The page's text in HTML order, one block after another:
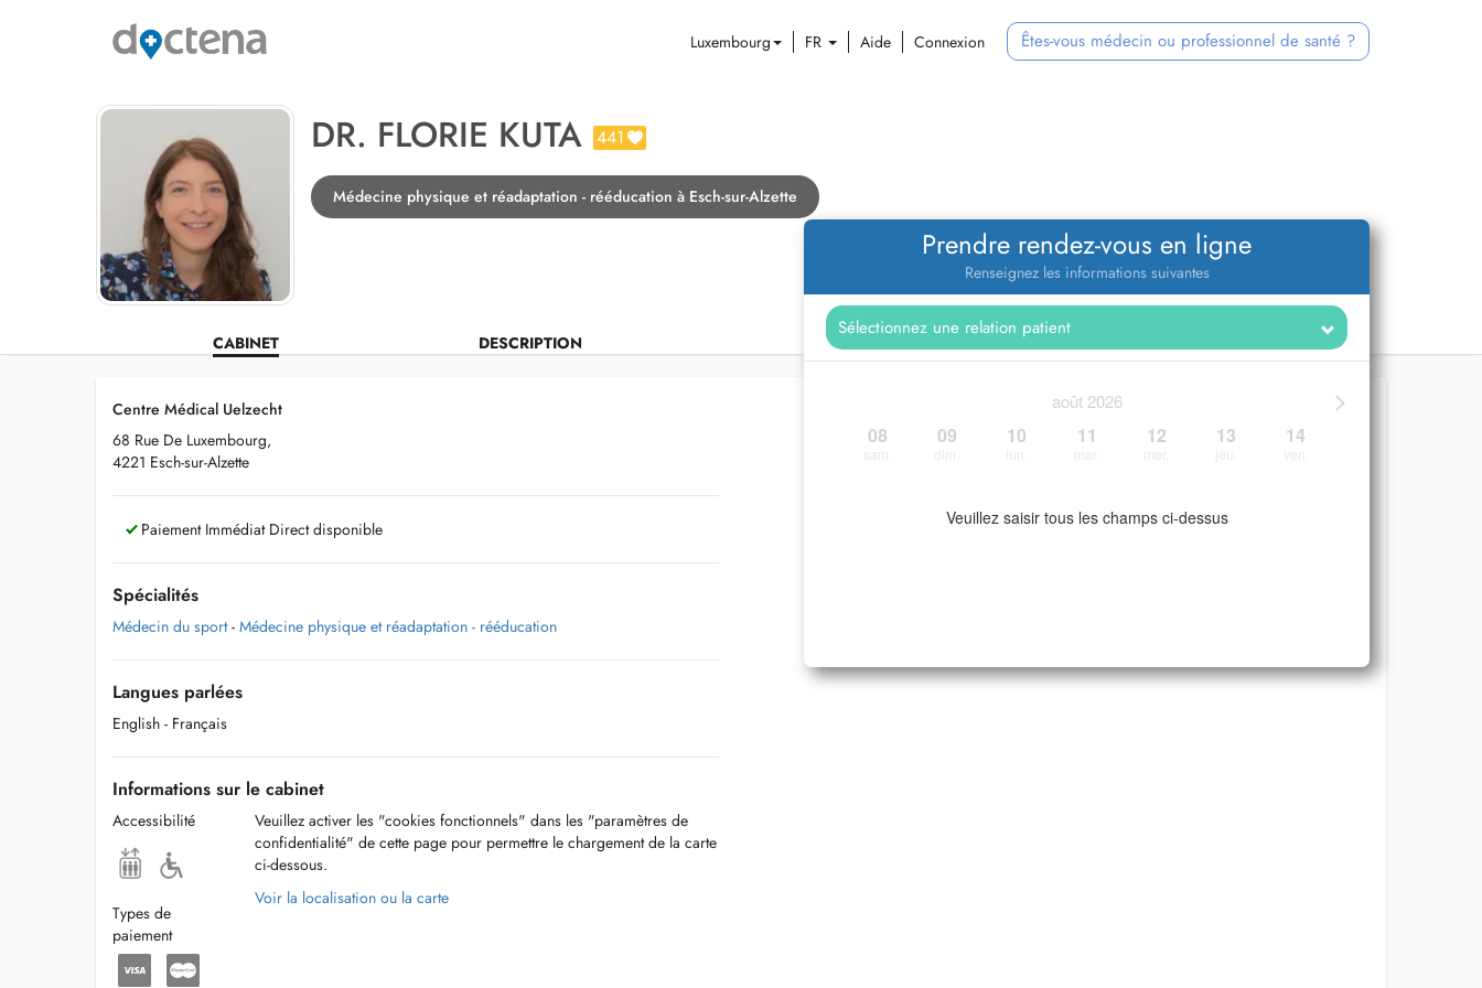
Luxembourg FR Aide Connexion Êtes-vous médecin ou professionnel de santé ?
DR. FLORIE KUTA 441
Médecine physique et réadaptation - rééducation à Esch-sur-Alzette
CABINET DESCRIPTION
Prendre rendez-vous en ligne
Renseignez les informations suivantes
>
août 2026
08 09 10 11 12 13 14
Veuillez saisir tous les champs ci-dessus
Centre Médical Uelzecht
68 Rue De Luxembourg,
4221 Esch-sur-Alzette
Paiement Immédiat Direct disponible
Spécialités
Médecin du sport - Médecine physique et réadaptation - rééducation
Langues parlées
English - Français
Informations sur le cabinet
Accessibilité
Types de
paiement
Veuillez activer les "cookies fonctionnels" dans les "paramètres de
confidentialité" de cette page pour permettre le chargement de la carte
ci-dessous.
Voir la localisation ou la carte